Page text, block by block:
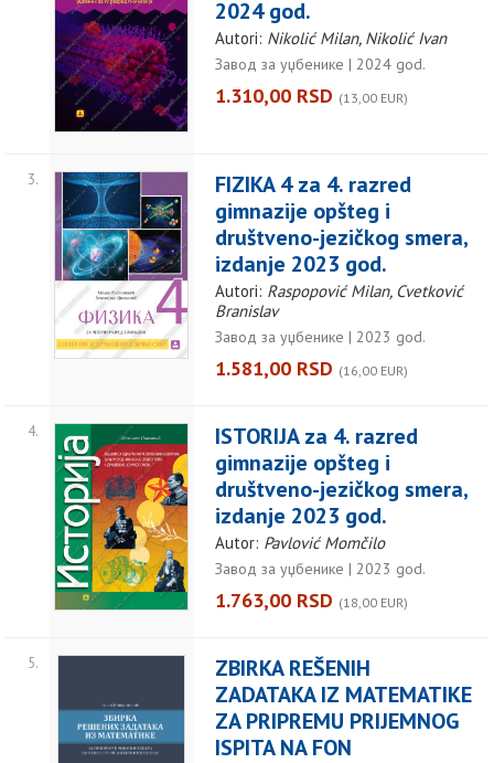
2024 god.
Autori: Nikolić Milan, Nikolić Ivan
Завод за уџбенике | 2024 god.
1.310,00 RSD (13,00 EUR)
3.
FIZIKA 4 za 4. razred
gimnazije opšteg i
društveno-jezičkog smera,
izdanje 2023 god.
Autori: Raspopović Milan, Cvetković
Branislav
Завод за уџбенике | 2023 god.
1.581,00 RSD (16,00 EUR)
4.
ISTORIJA za 4. razred
gimnazije opšteg i
društveno-jezičkog smera,
izdanje 2023 god.
Autor: Pavlović Momčilo
Завод за уџбенике | 2023 god.
1.763,00 RSD (18,00 EUR)
5.
ZBIRKA REŠENIH
ZADATAKA IZ MATEMATIKE
ZA PRIPREMU PRIJEMNOG
ISPITA NA FON